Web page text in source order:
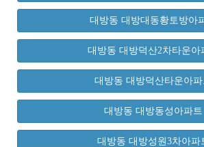
대방동 대방대동황토방아
대방동 대방덕산2차타운아
대방동 대방덕산타운아파
대방동 대방동성아파트
대방동 대방성원3차아파